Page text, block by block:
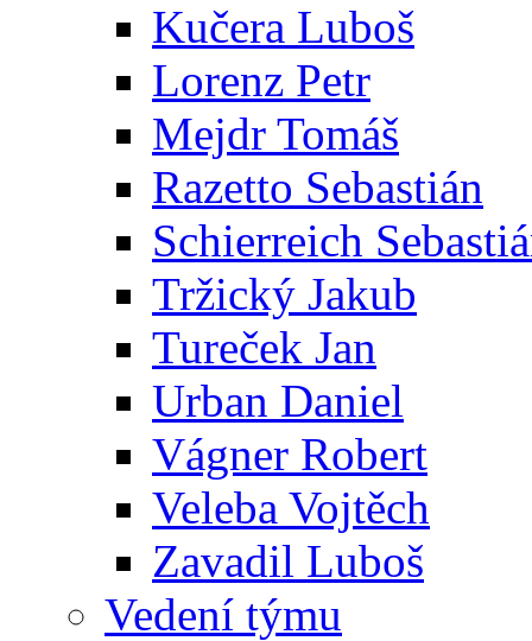
Kučera Luboš
Lorenz Petr
Mejdr Tomáš
Razetto Sebastián
Schierreich
Tržický Jakub
Tureček Jan
Urban Daniel
Vágner Robert
Veleba Vojtěch
Zavadil Luboš
Vedení týmu